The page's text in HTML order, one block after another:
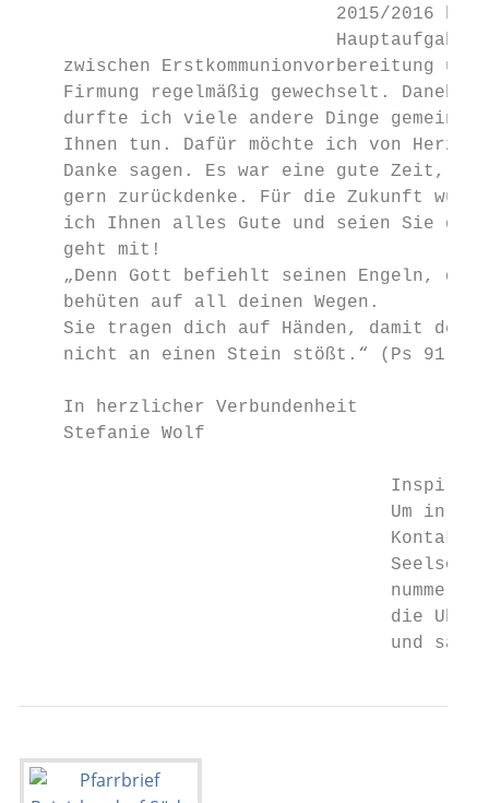
2015/2016 hat
    zwischen Erstkommunionvorbereitung und
    Firmung regelmäßig gewechselt. Daneben
durfte ich viele andere Dinge
    Ihnen tun. Dafür möchte ich von Herzen
Danke sagen. Es war eine gute Zeit, an
gern zurückdenke. Für die Zukunft
ich Ihnen alles Gute und seien Sie
    geht mit!
„Denn Gott befiehlt seinen Engeln,
    behüten auf all deinen Wegen.
Sie tragen dich auf Händen, damit dein
nicht an einen Stein stößt.“ (Ps 91,
    In herzlicher Verbundenheit
    Stefanie Wolf
Um in
Kontakt
nummer
die Uhr
und